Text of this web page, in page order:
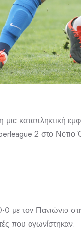
καταπληκτική
2 στο Νότιο
με τον Πανιώνιο
που αγωνίστηκαν.